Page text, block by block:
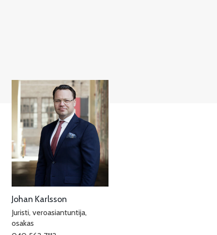
Johan Karlsson
Juristi, veroasiantuntija,
osakas